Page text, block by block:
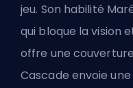
jeu. Son habilité
qui bloque la vision
offre une
Cascade envoie